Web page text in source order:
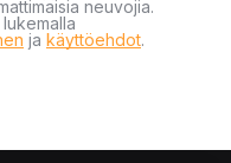
neuvojia.
ja käyttöehdot.